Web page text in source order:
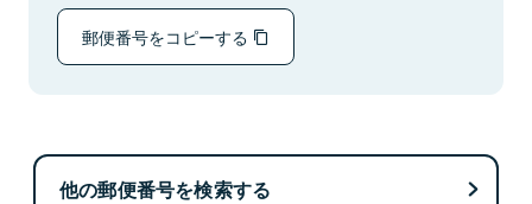
郵便番号をコピーする
他の郵便番号を検索する